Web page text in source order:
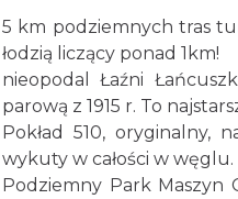
5 km podziemnych tras
łodzią liczący ponad 1km!
nieopodal Łaźni
parową z 1915 r. To
Pokład 510, oryginalny,
wykuty w całości w węglu.
Podziemny Park Maszyn